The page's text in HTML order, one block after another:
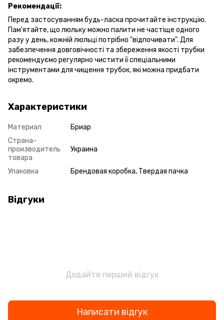
Рекомендації:
Перед застосуванням будь-ласка прочитайте інструкцію.
Пам'ятайте, що люльку можно палити не частіще одного
разу у день, кожній люльці потрібно "відпочивати". Для
забезпечення довговічності та збереження якості трубки
рекомендуємо регулярно чистити її спеціальними
інструментами для чищення трубок, які можна придбати
окремо.
Характеристики
Материал
Бриар
Страна-
производитель
товара
Украина
Упаковка Брендовая коробка, Твердая пачка
Відгуки
Додайте перший відгук
Написати відгук